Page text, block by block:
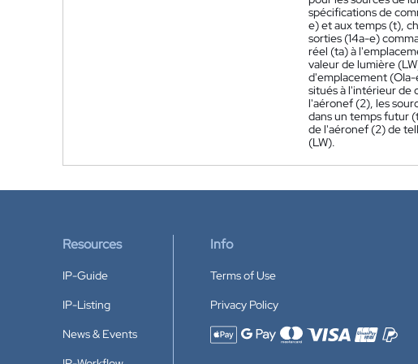
spécifications de
e) et aux temps (t),
sorties (14a-e)
réel (ta) à
valeur de lumière
d'emplacement (OIa-
situés à l'intérieur de
l'aéronef (2), les
dans un temps futur
de l'aéronef (2) de
(LW).
Resources
IP-Guide
IP-Listing
News & Events
Info
Terms of Use
Privacy Policy
Accepted payment methods